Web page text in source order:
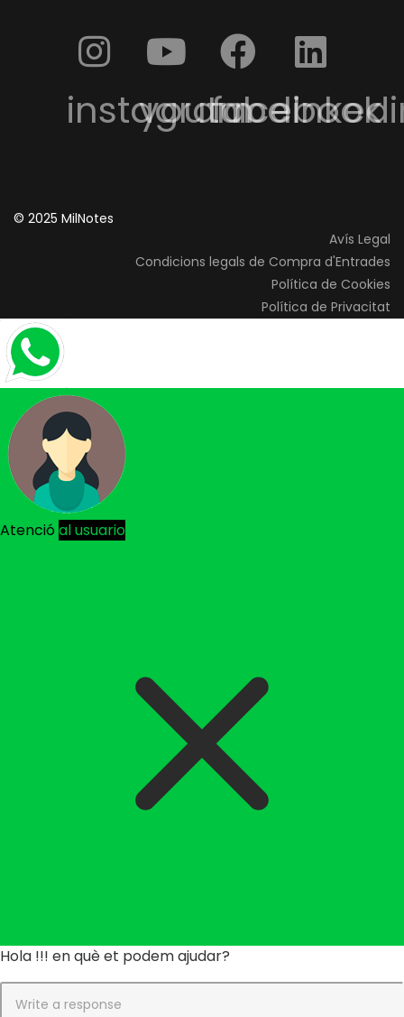
instagram
youtube
facebook
© 2025 MilNotes
Avís Legal
Condicions legals de Compra d'Entrades
Política de Cookies
Política de Privacitat
Atenció al usuario
Hola !!! en què et podem ajudar?